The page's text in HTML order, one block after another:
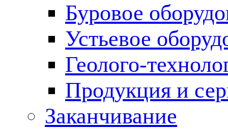
Буровое
Устьевое
Геолого-
Продукция и
Заканчивание